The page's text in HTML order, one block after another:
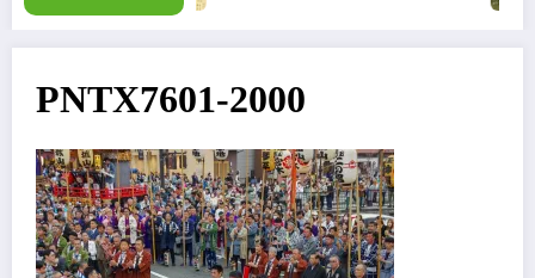
PNTX7601-2000